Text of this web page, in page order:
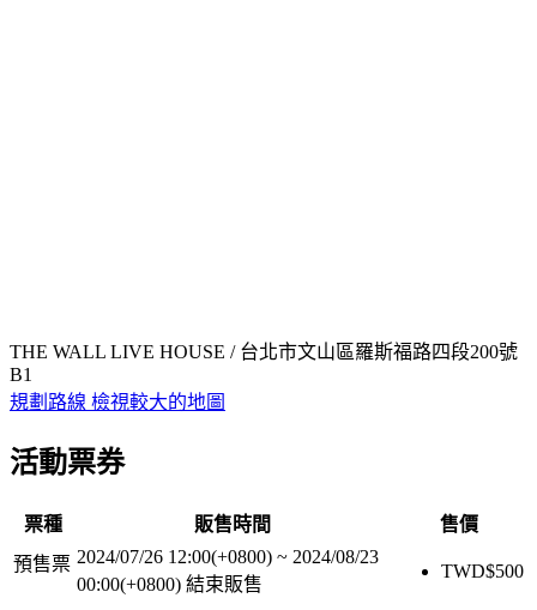
THE WALL LIVE HOUSE / 台北市文山區羅斯福路四段200號
B1
規劃路線 檢視較大的地圖
活動票券
票種 販售時間
售價
預售票 2024/07/26 12:00(+0800) ~ 2024/08/23
00:00(+0800) 結束販售
TWD$500